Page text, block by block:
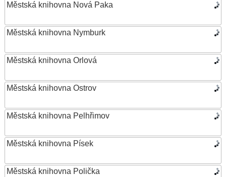
Městská knihovna Nová Paka
Městská knihovna Nymburk
Městská knihovna Orlová
Městská knihovna Ostrov
Městská knihovna Pelhřimov
Městská knihovna Písek
Městská knihovna Polička